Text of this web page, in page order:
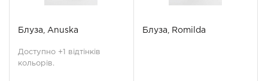
Блуза, Anuska
Доступно +1 відтінків
кольорів.
Блуза, Romilda